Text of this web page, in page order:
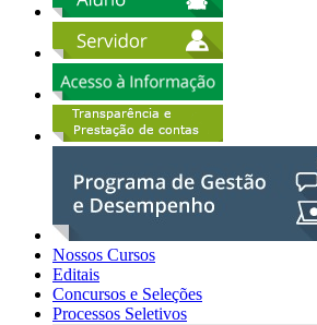
Nossos Cursos
Editais
Concursos e Seleções
Processos Seletivos